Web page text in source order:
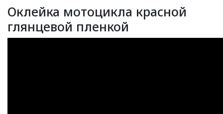
Оклейка мотоцикла красной
глянцевой пленкой